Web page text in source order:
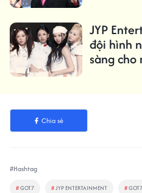
JYP
đội hình
sàng
Chia sẻ
#Hashtag
#GOT7 #JYP ENTERTAINMENT #